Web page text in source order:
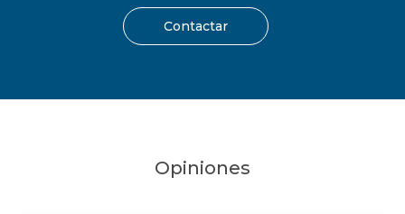
Contactar
Opiniones